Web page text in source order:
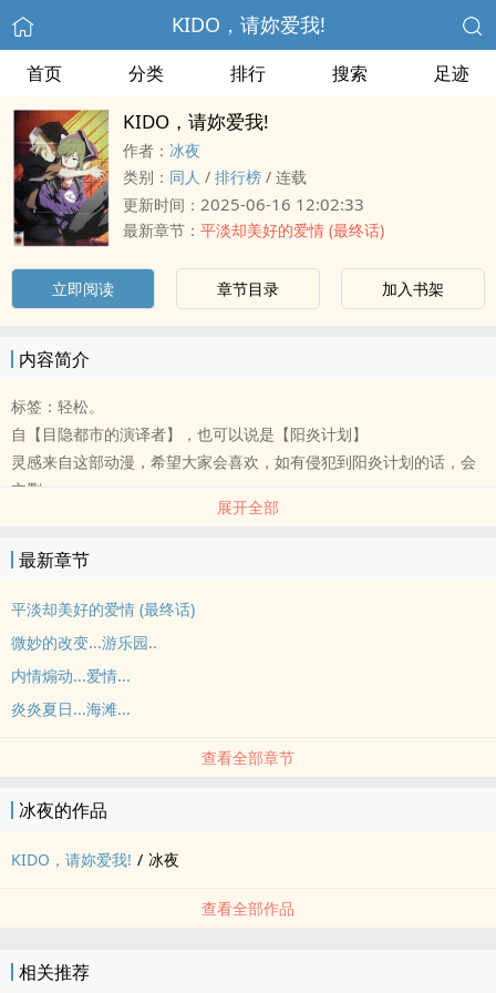
KIDO，请妳爱我!
首页 分类 排行 搜索 足迹
KIDO，请妳爱我!
作者： 冰夜
类别： 同人 / 排行榜 / 连载
更新时间： 2025-06-16 12:02:33
最新章节： 平淡却美好的爱情 (最终话)
立即阅读 章节目录 加入书架
内容简介
标签：轻松。
自【目隐都市的演译者】，也可以说是【阳炎计划】
灵感来自这部动漫，希望大家会喜欢，如有侵犯到阳炎计划的话，会
立删。
如内容有雷同，某些部份是来自动漫里的剧情，但是其他都是自编。
展开全部
最新章节
平淡却美好的爱情 (最终话)
微妙的改变...游乐园..
内情煽动...爱情...
炎炎夏日...海滩...
查看全部章节
冰夜的作品
KIDO，请妳爱我! / 冰夜
查看全部作品
相关推荐